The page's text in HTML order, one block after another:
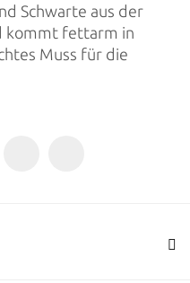
Schwarte aus der
kommt fettarm in
Muss für die